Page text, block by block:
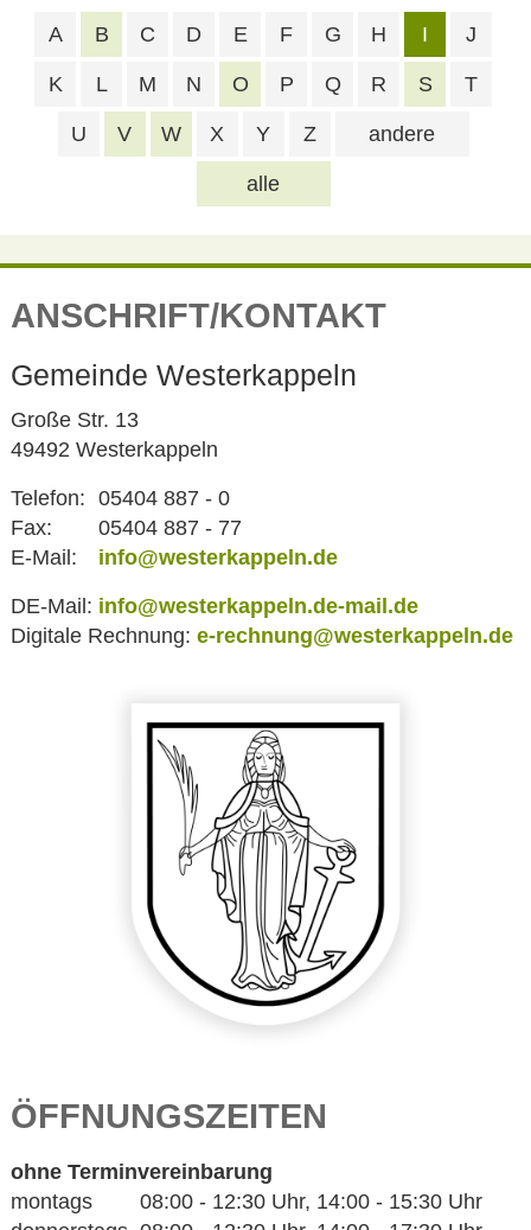
alle
A B C D E F G H I J
K L M N O P Q R S T
U V W X Y Z andere
ANSCHRIFT/KONTAKT
Gemeinde Westerkappeln
Große Str. 13
49492 Westerkappeln
Telefon: 05404 887 - 0
Fax:
05404 887 - 77
E-Mail:
info@westerkappeln.de
DE-Mail: info@westerkappeln.de-mail.de
Digitale Rechnung: e-rechnung@westerkappeln.de
ÖFFNUNGSZEITEN
ohne Terminvereinbarung
montags 08:00 - 12:30 Uhr, 14:00 - 15:30 Uhr